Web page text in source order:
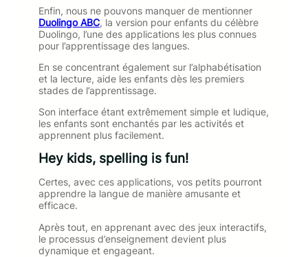
Enfin, nous ne pouvons manquer de mentionner
Duolingo ABC, la version pour enfants du célèbre
Duolingo, l’une des applications les plus connues
pour l’apprentissage des langues.
En se concentrant également sur l’alphabétisation
et la lecture, aide les enfants dès les premiers
stades de l’apprentissage.
Son interface étant extrêmement simple et ludique,
les enfants sont enchantés par les activités et
apprennent plus facilement.
Hey kids, spelling is fun!
Certes, avec ces applications, vos petits pourront
apprendre la langue de manière amusante et
efficace.
Après tout, en apprenant avec des jeux interactifs,
le processus d’enseignement devient plus
dynamique et engageant.